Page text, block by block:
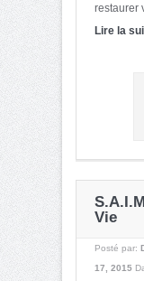
restaurer
Lire la
Vie
Posté par:
17, 2015